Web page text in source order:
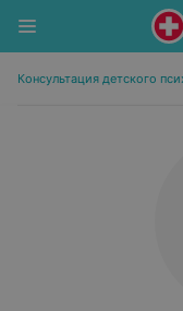
Консультация детского